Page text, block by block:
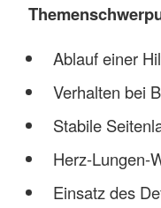
Ablauf einer
Verhalten bei
Stabile
Herz-Lungen-
Einsatz des